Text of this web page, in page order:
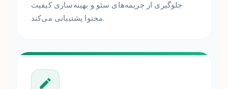
جلوگیری از جریمه‌های سئو و بهینه‌سازی کیفیت
محتوا پشتیبانی می‌کند.